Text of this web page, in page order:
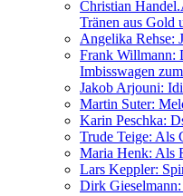
Christian
Tränen aus Gold
Angelika Rehse:
Frank Willmann:
Imbisswagen
Jakob Arjouni:
Martin Suter:
Karin Peschka:
Trude Teige: Als
Maria Henk: Als
Lars Keppler:
Dirk